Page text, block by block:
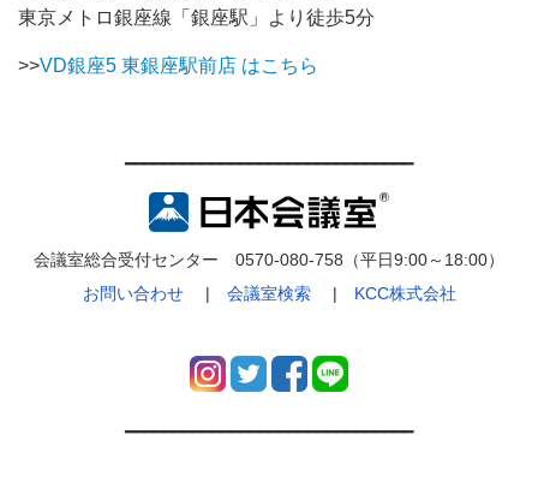
東京メトロ銀座線「銀座駅」より徒歩5分
>>VD銀座5 東銀座駅前店 はこちら
━━━━━━━━━━━━━━━━━━━━━━━━━━━━━━
会議室総合受付センター 0570-080-758（平日9:00～18:00）
お問い合わせ| 会議室検索| KCC株式会社
━━━━━━━━━━━━━━━━━━━━━━━━━━━━━━